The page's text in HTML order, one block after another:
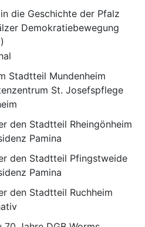
die Geschichte der Pfalz
Demokratiebewegung
Stadtteil Mundenheim
St. Josefspflege
den Stadtteil Rheingönheim
Pamina
den Stadtteil Pfingstweide
Pamina
den Stadtteil Ruchheim